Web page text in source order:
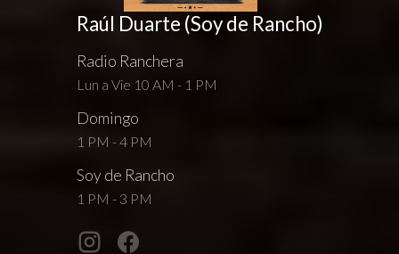
Raúl Duarte (Soy de Rancho)
Radio Ranchera
Lun a Vie 10 AM - 1 PM
Domingo
1 PM - 4 PM
Soy de Rancho
1 PM - 3 PM